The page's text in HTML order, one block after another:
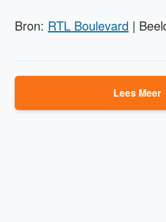
Bron: RTL Boulevard |
Lees Meer